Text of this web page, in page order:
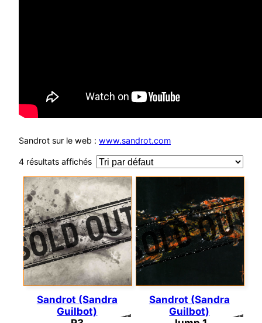
Sandrot sur le web : www.sandrot.com
4 résultats affichés
Sandrot (Sandra
Guilbot)
Sandrot (Sandra
Guilbot)